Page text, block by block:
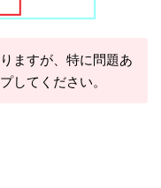
ますが、特に問題あ
してください。